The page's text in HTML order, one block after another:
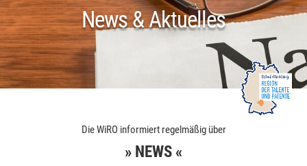
News & Aktuelles
Die WiRO informiert regelmäßig über
» NEWS «